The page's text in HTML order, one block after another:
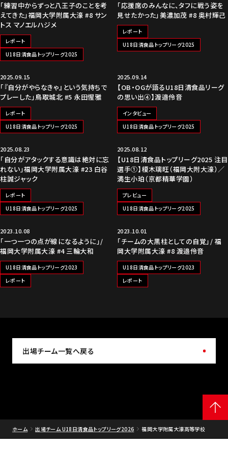
「練習中からずっと八王子のことを考
えてきた」福岡大学附属大濠 #8 サン
トス マノエルハジメ
レポート
U18日清食品トップリーグ2025
「応援席のみんなに、タフに戦う姿を
見せたかった」美濃加茂 #8 奥村輝己
レポート
U18日清食品トップリーグ2025
2025.09.15
「『自分がやらなきゃ』という気持ちで
プレーした」鳥取城北 #5 永田惺雅
レポート
U18日清食品トップリーグ2025
2025.09.14
【OB・OGが語るU18日清食品リーグ
の思い出④】渡邉伶音
インタビュー
U18日清食品トップリーグ2025
2025.08.23
「自分がアタックする意識は絶対に忘
れない」福岡大学附属大濠 #23 白谷
柱誠ジャック
レポート
U18日清食品トップリーグ2025
2025.08.12
【U18日清食品トップリーグ2025 注目
選手①】榎木璃旺（福岡大附大濠）／
満生小珀（京都精華学園）
プレビュー
U18日清食品トップリーグ2025
2023.10.08
「一つ一つの点が線になるように」/
福岡大学附属大濠 #4 三輪大和
U18日清食品トップリーグ2023
レポート
2023.10.01
「チームの大黒柱としての自覚」/ 福
岡大学附属大濠 #8 渡邉伶音
U18日清食品トップリーグ2023
レポート
出場チーム一覧へ戻る
ホーム 出場チーム U18日清食品トップリーグ2026 福岡大学附属大濠高等学校